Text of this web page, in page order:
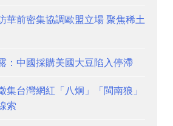
華前密集協調歐盟立場 聚焦稀土
：中國採購美國大豆陷入停滯
集台灣網紅「八炯」「閩南狼」
索